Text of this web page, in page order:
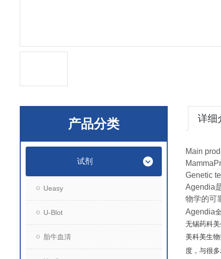
产品分类
试剂
Ueasy
U-Blot
胎牛血清
详细
Main
Genetic
Agendia
物学的可
Agendia
无锡药科
美科美生
度，与很多